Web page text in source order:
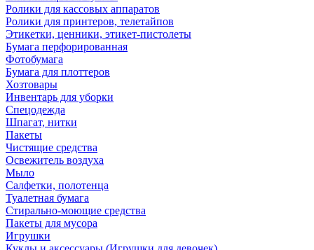
Ролики для кассовых аппаратов
Ролики для принтеров, телетайпов
Этикетки, ценники, этикет-пистолеты
Бумага перфорированная
Фотобумага
Бумага для плоттеров
Хозтовары
Инвентарь для уборки
Спецодежда
Шпагат, нитки
Пакеты
Чистящие средства
Освежитель воздуха
Мыло
Салфетки, полотенца
Туалетная бумага
Стирально-моющие средства
Пакеты для мусора
Игрушки